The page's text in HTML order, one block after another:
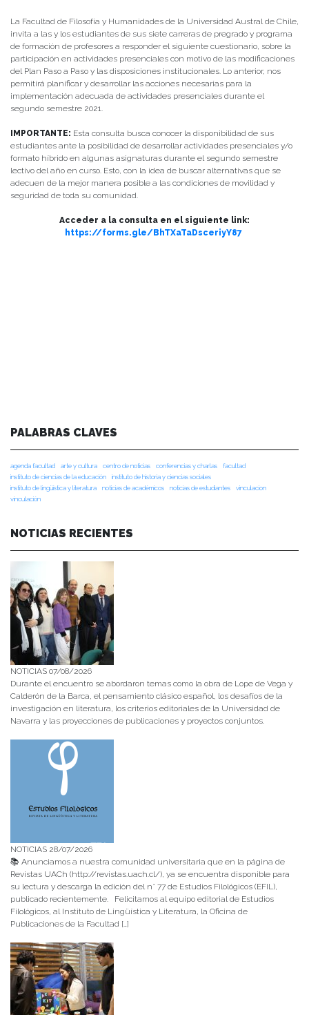
La Facultad de Filosofía y Humanidades de la Universidad Austral de Chile,
invita a las y los estudiantes de sus siete carreras de pregrado y programa
de formación de profesores a responder el siguiente cuestionario, sobre la
participación en actividades presenciales con motivo de las modificaciones
del Plan Paso a Paso y las disposiciones institucionales. Lo anterior, nos
permitirá planificar y desarrollar las acciones necesarias para la
implementación adecuada de actividades presenciales durante el
segundo semestre 2021.
IMPORTANTE: Esta consulta busca conocer la disponibilidad de sus
estudiantes ante la posibilidad de desarrollar actividades presenciales y/o
formato híbrido en algunas asignaturas durante el segundo semestre
lectivo del año en curso. Esto, con la idea de buscar alternativas que se
adecuen de la mejor manera posible a las condiciones de movilidad y
seguridad de toda su comunidad.
Acceder a la consulta en el siguiente link:
https://forms.gle/BhTXaTaDsceriyY87
PALABRAS CLAVES
agenda facultad arte y cultura centro de noticias conferencias y charlas
facultad
instituto de ciencias de la educación
instituto de historia y ciencias sociales
instituto de lingüística y literatura
noticias de académicos noticias de estudiantes
vinculacion
vinculación
NOTICIAS RECIENTES
NOTICIAS 07/08/2026
Durante el encuentro se abordaron temas como la obra de Lope de Vega y
Calderón de la Barca, el pensamiento clásico español, los desafíos de la
investigación en literatura, los criterios editoriales de la Universidad de
Navarra y las proyecciones de publicaciones y proyectos conjuntos.
NOTICIAS 28/07/2026
📚 Anunciamos a nuestra comunidad universitaria que en la página de
Revistas UACh (http://revistas.uach.cl/), ya se encuentra disponible para
su lectura y descarga la edición del n° 77 de Estudios Filológicos (EFIL),
publicado recientemente. Felicitamos al equipo editorial de Estudios
Filológicos, al Instituto de Lingüística y Literatura, la Oficina de
Publicaciones de la Facultad […]